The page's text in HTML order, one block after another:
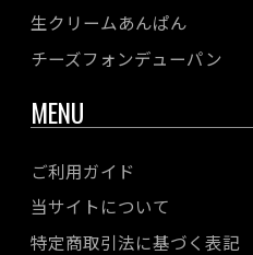
生クリームあんぱん
チーズフォンデューパン
MENU
ご利用ガイド
当サイトについて
特定商取引法に基づく表記